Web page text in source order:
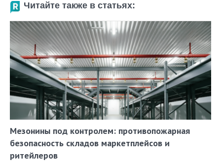
Читайте также в статьях:
Мезонины под контролем: противопожарная
безопасность складов маркетплейсов и
ритейлеров